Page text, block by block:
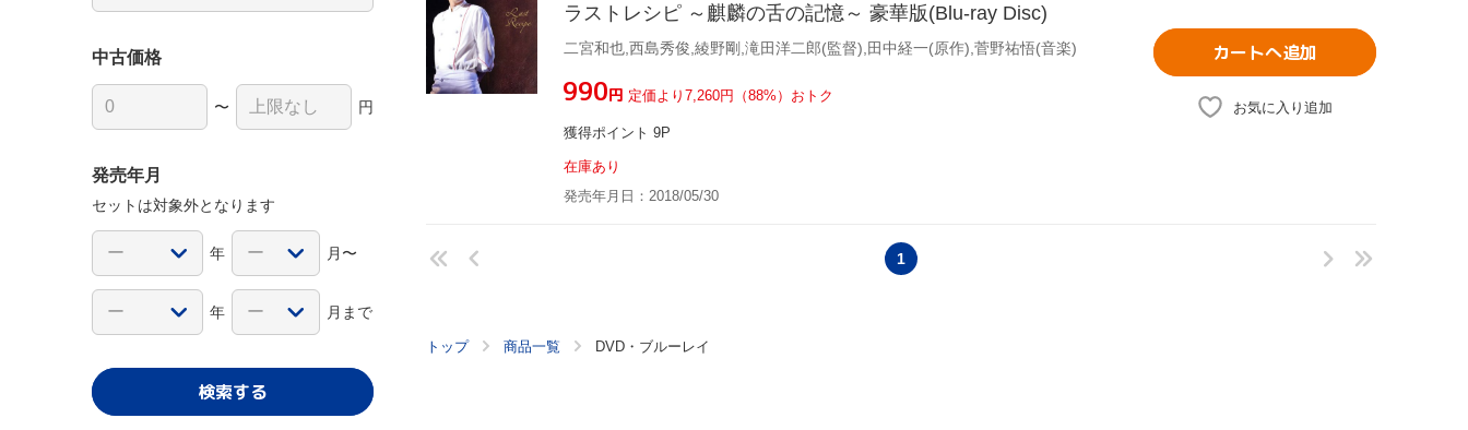
ラストレシピ ～麒麟の舌の記憶～ 豪華版(Blu-ray Disc)
二宮和也,西島秀俊,綾野剛,滝田洋二郎(監督),田中経一(原作),菅野祐悟(音楽)
¥990円 定価より7,260円（88%）おトク
獲得ポイント 9P
在庫あり
発売年月日：2018/05/30
カートへ追加
お気に入り追加
1
トップ 商品一覧 DVD・ブルーレイ
中古価格
〜 円
発売年月
セットは対象外となります
年 月〜
年 月まで
検索する